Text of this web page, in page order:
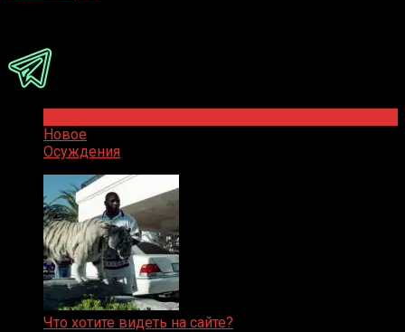
Новое
Осуждения
Что хотите видеть на сайте?